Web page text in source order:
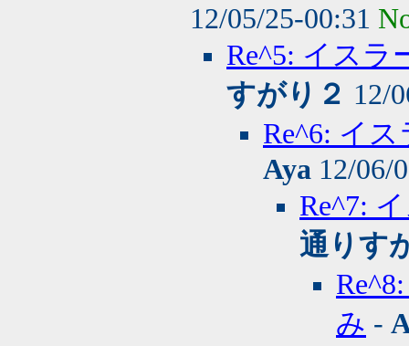
12/05/25-00:31
Re^5: イスラ
すがり２ 12/
Re^6: イ
Aya 12/06/
Re^7:
通りす
み -